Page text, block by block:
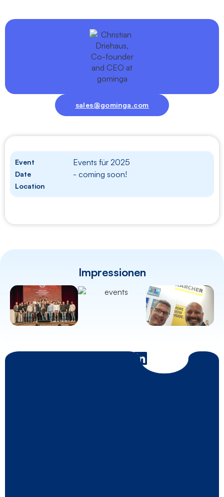
sales@gominga.com
Event
Date
Location
Events für 2025
- coming soon!
Impressionen